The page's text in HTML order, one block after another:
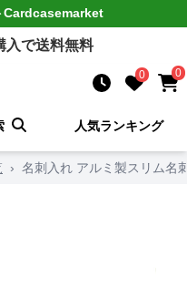
Cardcasemarket
入で送料無料
0 0
人気ランキング
› 名刺入れ アルミ製スリム名